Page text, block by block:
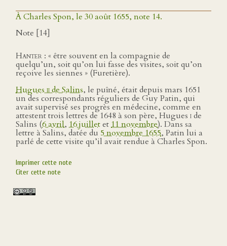
À Charles Spon, le 30 août 1655, note 14.
Note [14]
Hanter : « être souvent en la compagnie de
quelqu’un, soit qu’on lui fasse des visites, soit qu’on
reçoive les siennes » (Furetière).
Huguesiide Salins, le puîné, était depuis mars 1651
un des correspondants réguliers de Guy Patin, qui
avait supervisé ses progrès en médecine, comme en
attestent trois lettres de 1648 à son père, Hugues ide
Salins (6 avril, 16 juilletet11 novembre). Dans sa
lettre à Salins, datée du 5 novembre 1655, Patin lui a
parlé de cette visite qu’il avait rendue à Charles Spon.
Imprimer cette note
Citer cette note